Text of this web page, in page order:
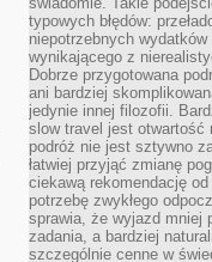
typowych błędów:
niepotrzebnych
wynikającego z
Dobrze przygotowana
ani bardziej
jedynie innej filozofii.
slow travel jest otwartość
podróż nie jest sztywno
łatwiej przyjąć zmianę
ciekawą rekomendację
potrzebę zwykłego
sprawia, że wyjazd mniej
zadania, a bardziej
szczególnie cenne w